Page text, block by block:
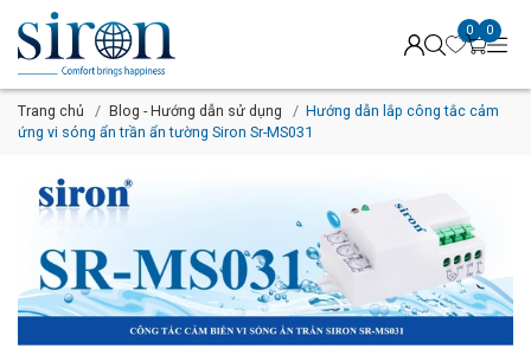
0 0
Trang chủ Blog - Hướng dẫn sử dụng
Hướng dẫn lắp công tắc cảm
ứng vi sóng ẩn trần ẩn tường Siron Sr-MS031